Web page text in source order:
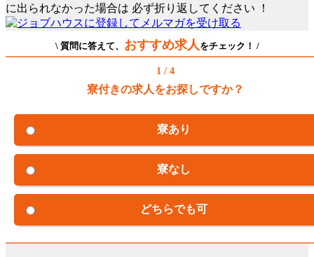
に出られなかった場合は 必ず折り返してください ！
\ 質問に答えて、 おすすめ求人 をチェック！ /
1 / 4
寮付きの求人をお探しですか？
寮あり
寮なし
どちらでも可